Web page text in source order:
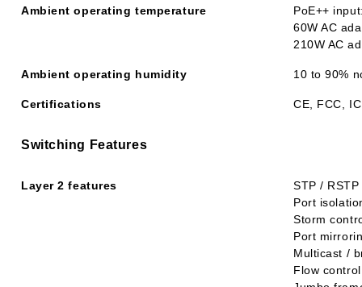
Ambient operating temperature
PoE++
60W AC
210W AC
Ambient operating humidity 10 to 90%
Certifications CE, FCC, IC
Switching Features
Layer 2 features
STP /
Port
Storm
Port
Multicast /
Flow control